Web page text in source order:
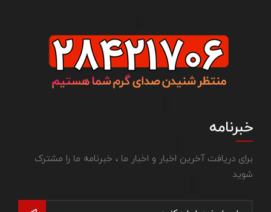
خبرنامه
برای دریافت آخرین اخبار و اخبار ما ، خبرنامه ما را مشترک
شوید